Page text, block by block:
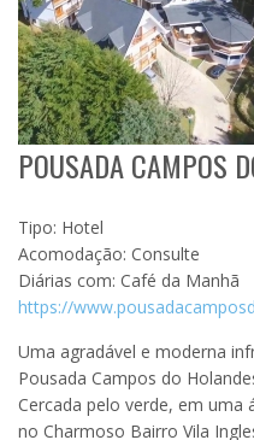
POUSADA CAMPOS
Tipo: Hotel
Acomodação: Consulte
Diárias com: Café da Manhã
https://
Uma agradável e moderna
Pousada Campos do
Cercada pelo verde, em uma
no Charmoso Bairro Vila